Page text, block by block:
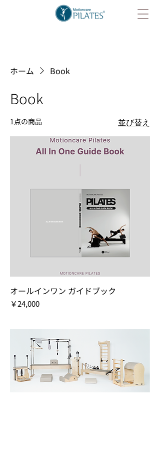
ホーム Book
Book
1点の商品 並び替え
オールインワン ガイドブック
価格
￥24,000